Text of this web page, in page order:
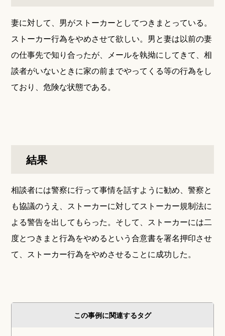
妻に対して、男がストーカーとしてつきまとっている。
ストーカー行為をやめさせて欲しい。男と妻は以前の妻
の仕事先で知り合ったが、メールを執拗にしてきて、相
談者がいないときに家の前までやってくる等の行為をし
ており、危険な状態である。
結果
相談者には警察に行って事情を話すように勧め、警察と
も協議のうえ、ストーカーに対してストーカー規制法に
よる警告を出してもらった。そして、ストーカーには二
度とつきまと行為をやめるという合意書を署名押印させ
て、ストーカー行為をやめさせることに成功した。
この事例に関連するタグ